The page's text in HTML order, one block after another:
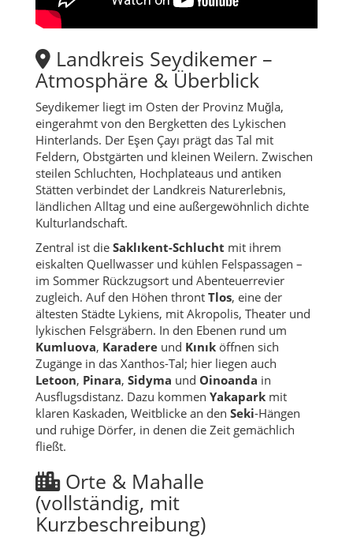
Landkreis Seydikemer –
Atmosphäre & Überblick
Seydikemer liegt im Osten der Provinz Muğla,
eingerahmt von den Bergketten des Lykischen
Hinterlands. Der Eşen Çayı prägt das Tal mit
Feldern, Obstgärten und kleinen Weilern. Zwischen
steilen Schluchten, Hochplateaus und antiken
Stätten verbindet der Landkreis Naturerlebnis,
ländlichen Alltag und eine außergewöhnlich dichte
Kulturlandschaft.
Zentral ist die Saklıkent-Schlucht mit ihrem
eiskalten Quellwasser und kühlen Felspassagen –
im Sommer Rückzugsort und Abenteuerrevier
zugleich. Auf den Höhen thront Tlos, eine der
ältesten Städte Lykiens, mit Akropolis, Theater und
lykischen Felsgräbern. In den Ebenen rund um
Kumluova, Karadere und Kınık öffnen sich
Zugänge in das Xanthos-Tal; hier liegen auch
Letoon, Pinara, Sidyma und Oinoanda in
Ausflugsdistanz. Dazu kommen Yakapark mit
klaren Kaskaden, Weitblicke an den Seki-Hängen
und ruhige Dörfer, in denen die Zeit gemächlich
fließt.
Orte & Mahalle
(vollständig, mit
Kurzbeschreibung)